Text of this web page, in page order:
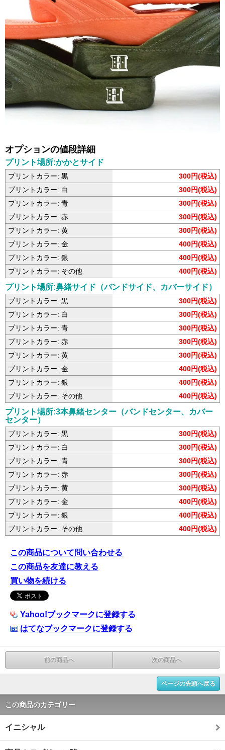
オプションの値段詳細
プリント場所:かかとサイド
プリントカラー: 黒
300円(税込)
プリントカラー: 白
300円(税込)
プリントカラー: 青
300円(税込)
プリントカラー: 赤
300円(税込)
プリントカラー: 黄
300円(税込)
プリントカラー: 金
400円(税込)
プリントカラー: 銀
400円(税込)
プリントカラー: その他
400円(税込)
プリント場所:鼻緒サイド（バンドサイド、カバーサイド）
プリントカラー: 黒
300円(税込)
プリントカラー: 白
300円(税込)
プリントカラー: 青
300円(税込)
プリントカラー: 赤
300円(税込)
プリントカラー: 黄
300円(税込)
プリントカラー: 金
400円(税込)
プリントカラー: 銀
400円(税込)
プリントカラー: その他
400円(税込)
プリント場所:3本鼻緒センター（バンドセンター、カバー
センター）
プリントカラー: 黒
300円(税込)
プリントカラー: 白
300円(税込)
プリントカラー: 青
300円(税込)
プリントカラー: 赤
300円(税込)
プリントカラー: 黄
300円(税込)
プリントカラー: 金
400円(税込)
プリントカラー: 銀
400円(税込)
プリントカラー: その他
400円(税込)
この商品について問い合わせる
この商品を友達に教える
買い物を続ける
Yahoo!ブックマークに登録する
はてなブックマークに登録する
前の商品へ 次の商品へ
ページの先頭へ戻る
この商品のカテゴリー
イニシャル